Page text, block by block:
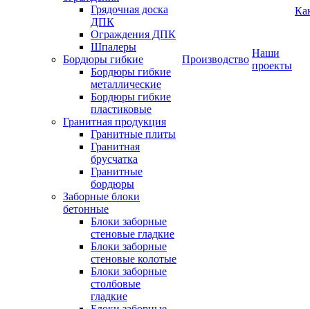
Грядочная доска
ДПК
Ограждения ДПК
Шпалеры
Бордюры гибкие
Бордюры гибкие
металлические
Бордюры гибкие
пластиковые
Гранитная продукция
Гранитные плиты
Гранитная
брусчатка
Гранитные
бордюры
Заборные блоки
бетонные
Блоки заборные
стеновые гладкие
Блоки заборные
стеновые колотые
Блоки заборные
столбовые
гладкие
Производство
Наши
проекты